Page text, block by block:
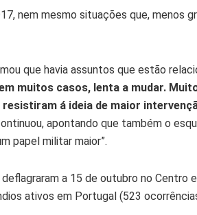
nem mesmo situações que, menos
que havia assuntos que estão
em muitos casos, lenta a mudar.
á ideia de maior
apontando que também o
papel militar maior”.
a 15 de outubro no Centro
ativos em Portugal (523